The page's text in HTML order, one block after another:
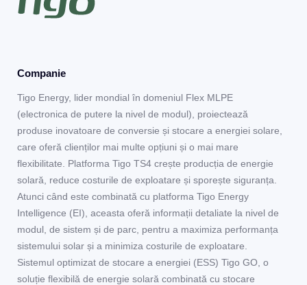
Companie
Tigo Energy, lider mondial în domeniul Flex MLPE
(electronica de putere la nivel de modul), proiectează
produse inovatoare de conversie și stocare a energiei solare,
care oferă clienților mai multe opțiuni și o mai mare
flexibilitate. Platforma Tigo TS4 crește producția de energie
solară, reduce costurile de exploatare și sporește siguranța.
Atunci când este combinată cu platforma Tigo Energy
Intelligence (EI), aceasta oferă informații detaliate la nivel de
modul, de sistem și de parc, pentru a maximiza performanța
sistemului solar și a minimiza costurile de exploatare.
Sistemul optimizat de stocare a energiei (ESS) Tigo GO, o
soluție flexibilă de energie solară combinată cu stocare